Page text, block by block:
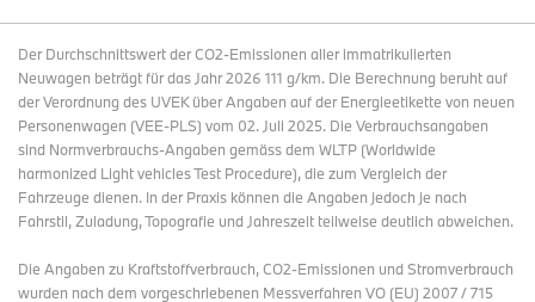
Der Durchschnittswert der CO2-Emissionen aller immatrikulierten
Neuwagen beträgt für das Jahr 2026 111 g/km. Die Berechnung beruht auf
der Verordnung des UVEK über Angaben auf der Energieetikette von neuen
Personenwagen (VEE-PLS) vom 02. Juli 2025. Die Verbrauchsangaben
sind Normverbrauchs-Angaben gemäss dem WLTP (Worldwide
harmonized Light vehicles Test Procedure), die zum Vergleich der
Fahrzeuge dienen. In der Praxis können die Angaben jedoch je nach
Fahrstil, Zuladung, Topografie und Jahreszeit teilweise deutlich abweichen.
Die Angaben zu Kraftstoffverbrauch, CO2-Emissionen und Stromverbrauch
wurden nach dem vorgeschriebenen Messverfahren VO (EU) 2007 / 715